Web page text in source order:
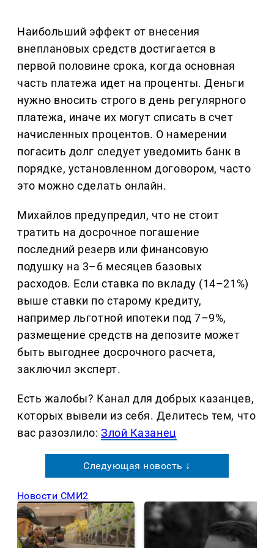
Наибольший эффект от внесения
внеплановых средств достигается в
первой половине срока, когда основная
часть платежа идет на проценты. Деньги
нужно вносить строго в день регулярного
платежа, иначе их могут списать в счет
начисленных процентов. О намерении
погасить долг следует уведомить банк в
порядке, установленном договором, часто
это можно сделать онлайн.
Михайлов предупредил, что не стоит
тратить на досрочное погашение
последний резерв или финансовую
подушку на 3–6 месяцев базовых
расходов. Если ставка по вкладу (14–21%)
выше ставки по старому кредиту,
например льготной ипотеки под 7–9%,
размещение средств на депозите может
быть выгоднее досрочного расчета,
заключил эксперт.
Есть жалобы? Канал для добрых казанцев,
которых вывели из себя. Делитеcь тем, что
вас разозлило:Злой Казанец
Следующая новость ↓
Новости СМИ2